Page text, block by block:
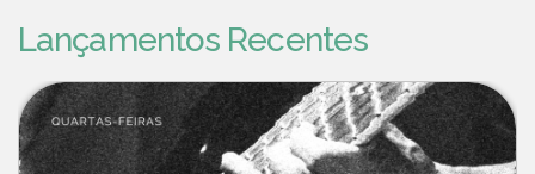
Lançamentos Recentes